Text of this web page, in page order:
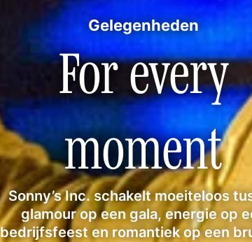
Gelegenheden
For every
moment
Sonny’s Inc. schakelt moeiteloos
glamour op een gala, energie op
bedrijfsfeest en romantiek op een